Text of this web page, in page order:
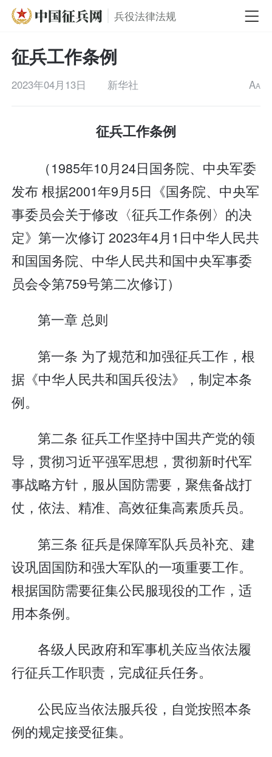
兵役法律法规
征兵工作条例
2023年04月13日 新华社 AA
征兵工作条例
（1985年10月24日国务院、中央军委
发布 根据2001年9月5日《国务院、中央军
事委员会关于修改〈征兵工作条例〉的决
定》第一次修订 2023年4月1日中华人民共
和国国务院、中华人民共和国中央军事委
员会令第759号第二次修订）
第一章 总则
第一条 为了规范和加强征兵工作，根
据《中华人民共和国兵役法》，制定本条
例。
第二条 征兵工作坚持中国共产党的领
导，贯彻习近平强军思想，贯彻新时代军
事战略方针，服从国防需要，聚焦备战打
仗，依法、精准、高效征集高素质兵员。
第三条 征兵是保障军队兵员补充、建
设巩固国防和强大军队的一项重要工作。
根据国防需要征集公民服现役的工作，适
用本条例。
各级人民政府和军事机关应当依法履
行征兵工作职责，完成征兵任务。
公民应当依法服兵役，自觉按照本条
例的规定接受征集。